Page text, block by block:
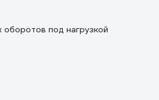
под нагрузкой